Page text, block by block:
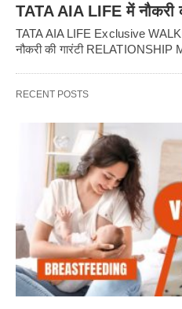
TATA AIA LIFE में नौकरी
TATA AIA LIFE Exclusive
नौकरी की गारंटी RELATIONSHIP
RECENT POSTS